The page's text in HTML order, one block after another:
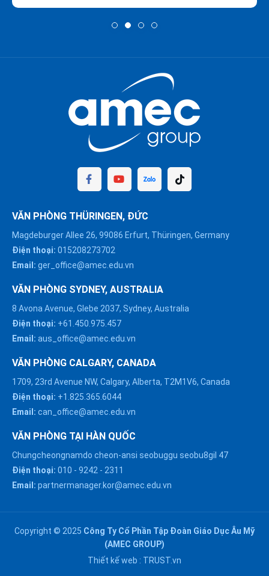
VĂN PHÒNG THÜRINGEN, ĐỨC
Magdeburger Allee 26, 99086 Erfurt, Thüringen, Germany
Điện thoại: 015208273702
Email: ger_office@amec.edu.vn
VĂN PHÒNG SYDNEY, AUSTRALIA
8 Avona Avenue, Glebe 2037, Sydney, Australia
Điện thoại: +61.450.975.457
Email: aus_office@amec.edu.vn
VĂN PHÒNG CALGARY, CANADA
1709, 23rd Avenue NW, Calgary, Alberta, T2M1V6, Canada
Điện thoại: +1.825.365.6044
Email: can_office@amec.edu.vn
VĂN PHÒNG TẠI HÀN QUỐC
Chungcheongnamdo cheon-ansi seobuggu seobu8gil 47
Điện thoại: 010 - 9242 - 2311
Email: partnermanager.kor@amec.edu.vn
Copyright © 2025 Công Ty Cổ Phần Tập Đoàn Giáo Dục Âu Mỹ
(AMEC GROUP)
Thiết kế web : TRUST.vn
HÀ NỘI :
0914863466
ĐÀ NẴNG :
0916082128
HỒ CHÍ MINH :
Chat với chúng tôi trên
Zalo